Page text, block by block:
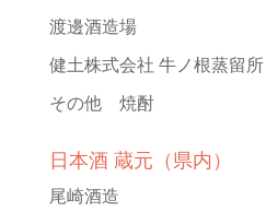
渡邊酒造場
健土株式会社 牛ノ根蒸留所
その他 焼酎
日本酒 蔵元（県内）
尾崎酒造